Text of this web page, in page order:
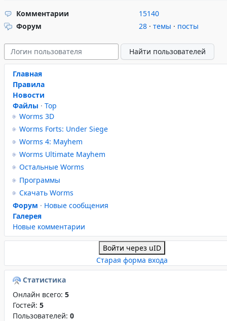
Комментарии
15140
Форум
28 · темы · посты
Главная
Правила
Новости
Файлы · Top
Worms 3D
Worms Forts: Under Siege
Worms 4: Mayhem
Worms Ultimate Mayhem
Остальные Worms
Программы
Скачать Worms
Форум · Новые сообщения
Галерея
Новые комментарии
Войти через uID
Старая форма входа
Статистика
Онлайн всего: 5
Гостей: 5
Пользователей: 0